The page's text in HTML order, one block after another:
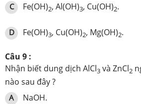
C Fe(OH)2, Al(OH)3, Cu(OH)2.
D Fe(OH)3, Cu(OH)2, Mg(OH)2.
Câu 9 :
Nhận biết dung dịch AlCl3 và ZnCl2
nào sau đây ?
A NaOH.